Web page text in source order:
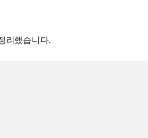
리했습니다.